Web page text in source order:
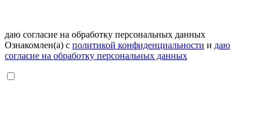
даю согласие на обработку персональных данных
Ознакомлен(а) с политикой конфиденциальности и даю
согласие на обработку персональных данных